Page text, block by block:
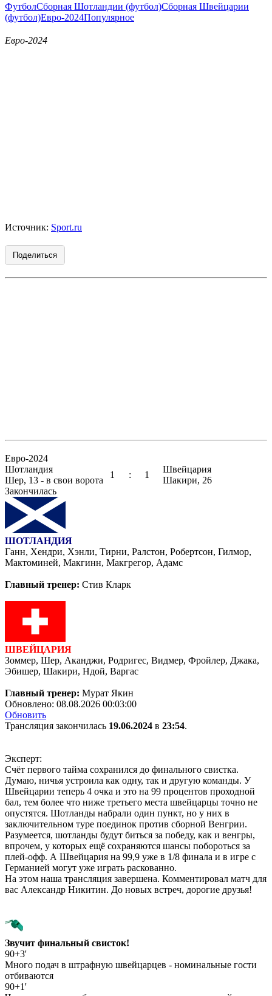
ФутболСборная Шотландии (футбол)Сборная Швейцарии
(футбол)Евро-2024Популярное
Евро-2024
Источник: Sport.ru
Поделиться
Евро-2024
Шотландия
Шер, 13 - в свои ворота
1 : 1
Швейцария
Шакири, 26
Закончилась
ШОТЛАНДИЯ
Ганн, Хендри, Хэнли, Тирни, Ралстон, Робертсон, Гилмор,
Мактоминей, Макгинн, Макгрегор, Адамс
Главный тренер: Стив Кларк
ШВЕЙЦАРИЯ
Зоммер, Шер, Аканджи, Родригес, Видмер, Фройлер, Джака,
Эбишер, Шакири, Ндой, Варгас
Главный тренер: Мурат Якин
Обновлено: 08.08.2026 00:03:00
Обновить
Трансляция закончилась 19.06.2024 в 23:54.
Эксперт:
Счёт первого тайма сохранился до финального свистка.
Думаю, ничья устроила как одну, так и другую команды. У
Швейцарии теперь 4 очка и это на 99 процентов проходной
бал, тем более что ниже третьего места швейцарцы точно не
опустятся. Шотланды набрали один пункт, но у них в
заключительном туре поединок против сборной Венгрии.
Разумеется, шотланды будут биться за победу, как и венгры,
впрочем, у которых ещё сохраняются шансы побороться за
плей-офф. А Швейцария на 99,9 уже в 1/8 финала и в игре с
Германией могут уже играть раскованно.
На этом наша трансляция завершена. Комментировал матч для
вас Александр Никитин. До новых встреч, дорогие друзья!
Звучит финальный свисток!
90+3'
Много подач в штрафную швейцарцев - номинальные гости
отбиваются
90+1'